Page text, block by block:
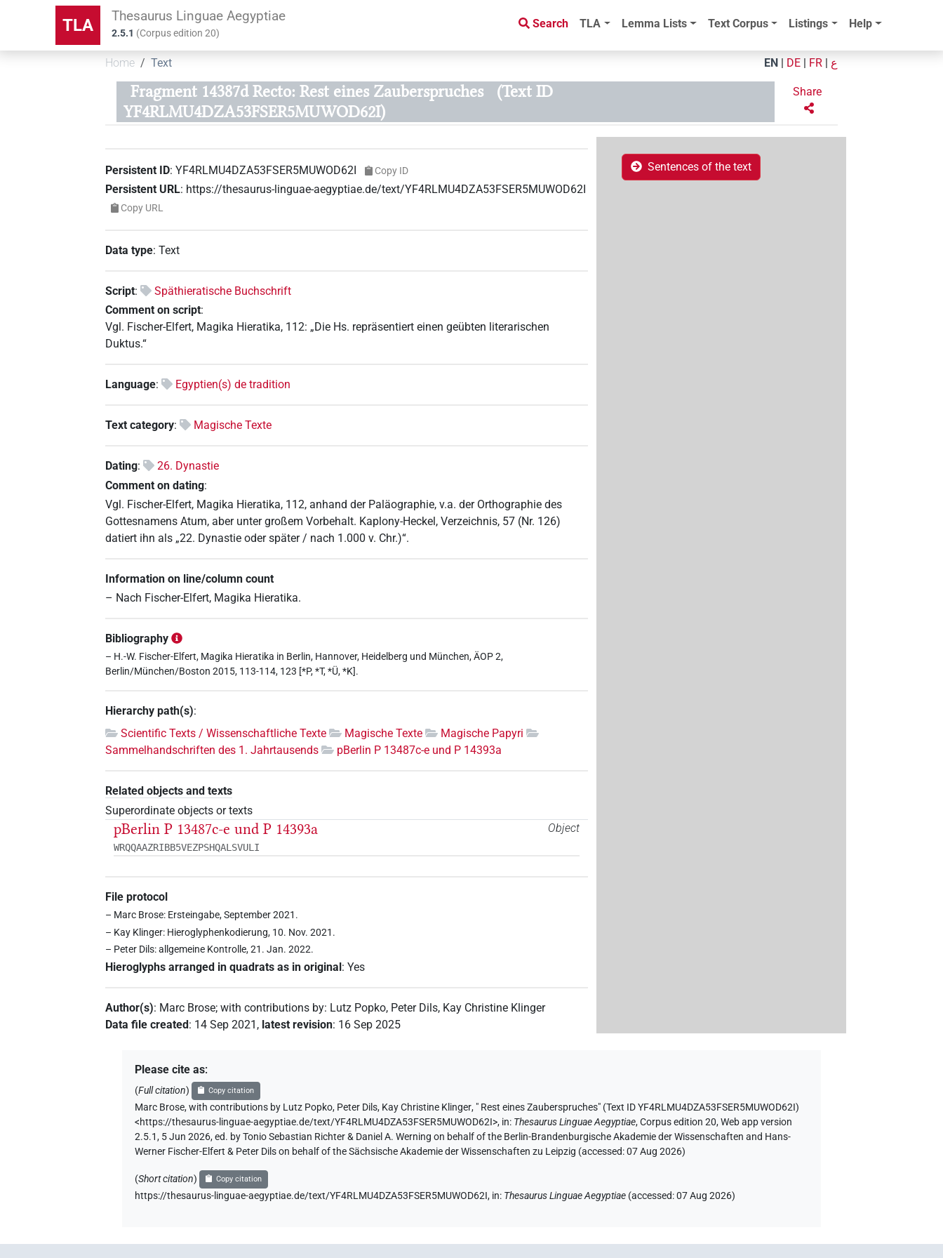
TLA Thesaurus Linguae Aegyptiae
2.5.1 (Corpus edition20)
Search TLA Lemma Lists Text Corpus Listings Help
Home Text EN DE FR ع
Fragment 14387d Recto: Rest eines Zauberspruches
(Text ID
YF4RLMU4DZA53FSER5MUWOD62I)
Share
Sentences of the text
Persistent ID:YF4RLMU4DZA53FSER5MUWOD62I Copy ID
Persistent URL: https://thesaurus-linguae-aegyptiae.de/text/YF4RLMU4DZA53FSER5MUWOD62I
Copy URL
Data type:Text
Script:
Späthieratische Buchschrift
Comment on script:
Vgl. Fischer-Elfert, Magika Hieratika, 112: „Die Hs. repräsentiert einen geübten literarischen
Duktus.“
Language: Egyptien(s) de tradition
Text category: Magische Texte
Dating:
26. Dynastie
Comment on dating:
Vgl. Fischer-Elfert, Magika Hieratika, 112, anhand der Paläographie, v.a. der Orthographie des
Gottesnamens Atum, aber unter großem Vorbehalt. Kaplony-Heckel, Verzeichnis, 57 (Nr. 126)
datiert ihn als „22. Dynastie oder später / nach 1.000 v. Chr.)“.
Information on line/column count
– Nach Fischer-Elfert, Magika Hieratika.
Bibliography
– H.-W. Fischer-Elfert, Magika Hieratika in Berlin, Hannover, Heidelberg und München, ÄOP 2,
Berlin/München/Boston 2015, 113-114, 123 [*P, *T, *Ü, *K].
Hierarchy path(s):
Scientific Texts / Wissenschaftliche Texte
Magische Texte
Magische Papyri
Sammelhandschriften des 1. Jahrtausends
pBerlin P 13487c-e und P 14393a
Related objects and texts
Superordinate objects or texts
Object
pBerlin P 13487c-e und P 14393a
WRQQAAZRIBB5VEZPSHQALSVULI
File protocol
– Marc Brose: Ersteingabe, September 2021.
– Kay Klinger: Hieroglyphenkodierung, 10. Nov. 2021.
– Peter Dils: allgemeine Kontrolle, 21. Jan. 2022.
Hieroglyphs arranged in quadrats as in original:Yes
Author(s): Marc Brose;with contributions by: Lutz Popko, Peter Dils, Kay Christine Klinger
Data file created: 14 Sep 2021 , latest revision: 16 Sep 2025
Please cite as:
(Full citation) Copy citation
Marc Brose,with contributions by Lutz Popko, Peter Dils, Kay Christine Klinger, " Rest eines Zauberspruches" (Text ID YF4RLMU4DZA53FSER5MUWOD62I)
<https://thesaurus-linguae-aegyptiae.de/text/YF4RLMU4DZA53FSER5MUWOD62I>, in: Thesaurus Linguae Aegyptiae,Corpus edition 20, Web app version
2.5.1, 5 Jun 2026, ed. by Tonio Sebastian Richter & Daniel A. Werning on behalf of the Berlin-Brandenburgische Akademie der Wissenschaften and Hans-
Werner Fischer-Elfert & Peter Dils on behalf of the Sächsische Akademie der Wissenschaften zu Leipzig (accessed:07 Aug 2026)
(Short citation) Copy citation
https://thesaurus-linguae-aegyptiae.de/text/YF4RLMU4DZA53FSER5MUWOD62I, in: Thesaurus Linguae Aegyptiae (accessed:07 Aug 2026)